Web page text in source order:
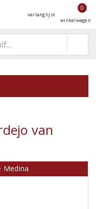
verlanglijst
0
winkelwagen
van
Medina